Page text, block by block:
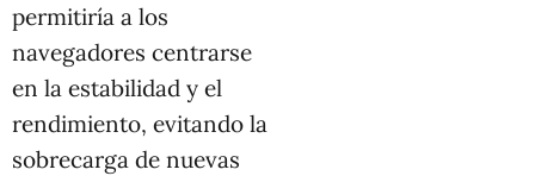
permitiría a los
navegadores centrarse
en la estabilidad y el
rendimiento, evitando la
sobrecarga de nuevas